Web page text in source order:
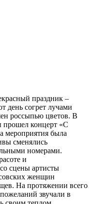
праздник –
день согрет лучами
россыпью цветов. В
прошел концерт «С
мероприятия была
сменялись
номерами.
и
сцены артисты
женщин
На протяжении всего
звучали в